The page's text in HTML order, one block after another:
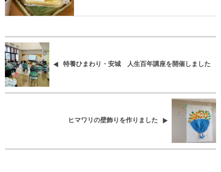
特養ひまわり・安城 人生百年講座を開催しました
ヒマワリの壁飾りを作りました